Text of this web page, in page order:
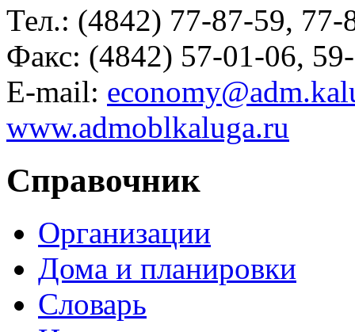
Тел.: (4842) 77-87-59, 77-
Факс: (4842) 57-01-06,
E-mail:
www.admoblkaluga.ru
Справочник
Организации
Дома и планировки
Словарь